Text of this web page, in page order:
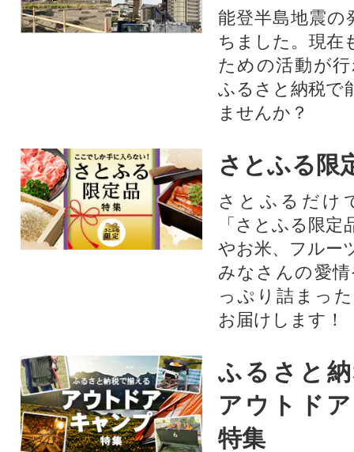
能登半島地震の
ちました。現在
ための活動が
ふるさと納税で
ませんか？
さとふる限
さとふるだけ
「さとふる限
やお米、フルー
みなさんの愛
っぷり詰まっ
お届けします！
ふるさと
アウトド
特集